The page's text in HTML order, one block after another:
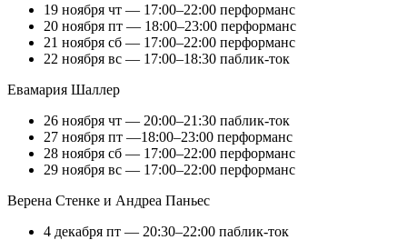
19 ноября чт — 17:00–22:00 перформанс
20 ноября пт — 18:00–23:00 перформанс
21 ноября сб — 17:00–22:00 перформанс
22 ноября вс — 17:00–18:30 паблик-ток
Евамария Шаллер
26 ноября чт — 20:00–21:30 паблик-ток
27 ноября пт —18:00–23:00 перформанс
28 ноября сб — 17:00–22:00 перформанс
29 ноября вс — 17:00–22:00 перформанс
Верена Стенке и Андреа Паньес
4 декабря пт — 20:30–22:00 паблик-ток